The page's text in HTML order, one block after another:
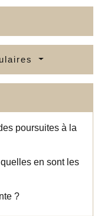
poursuites à la
en sont les
?